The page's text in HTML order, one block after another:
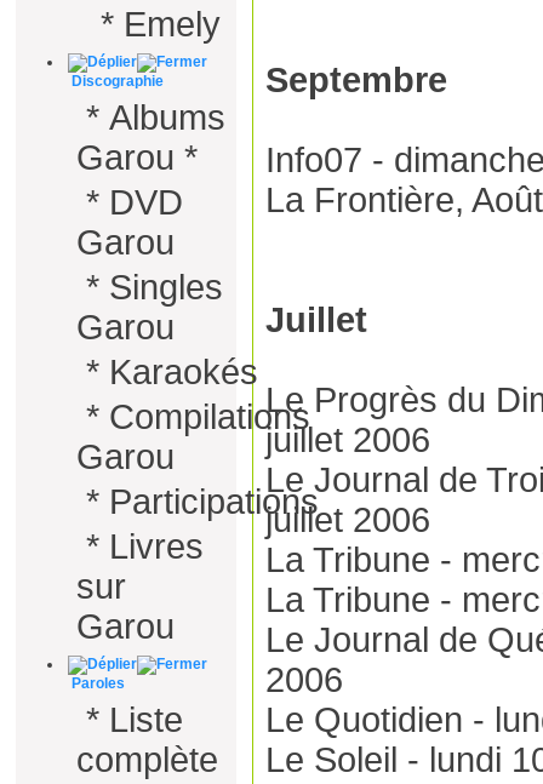
* Emely
Discographie
* Albums
Garou *
* DVD
Garou
* Singles
Garou
* Karaokés
* Compilations
Garou
* Participations
* Livres
sur
Garou
Paroles
* Liste
complète
Septembre
Info07 -
La Frontière,
Juillet
Le Progrès du
juillet 2006
Le Journal de
juillet 2006
La Tribune -
La Tribune -
Le Journal de
2006
Le Quotidien -
Le Soleil - lundi